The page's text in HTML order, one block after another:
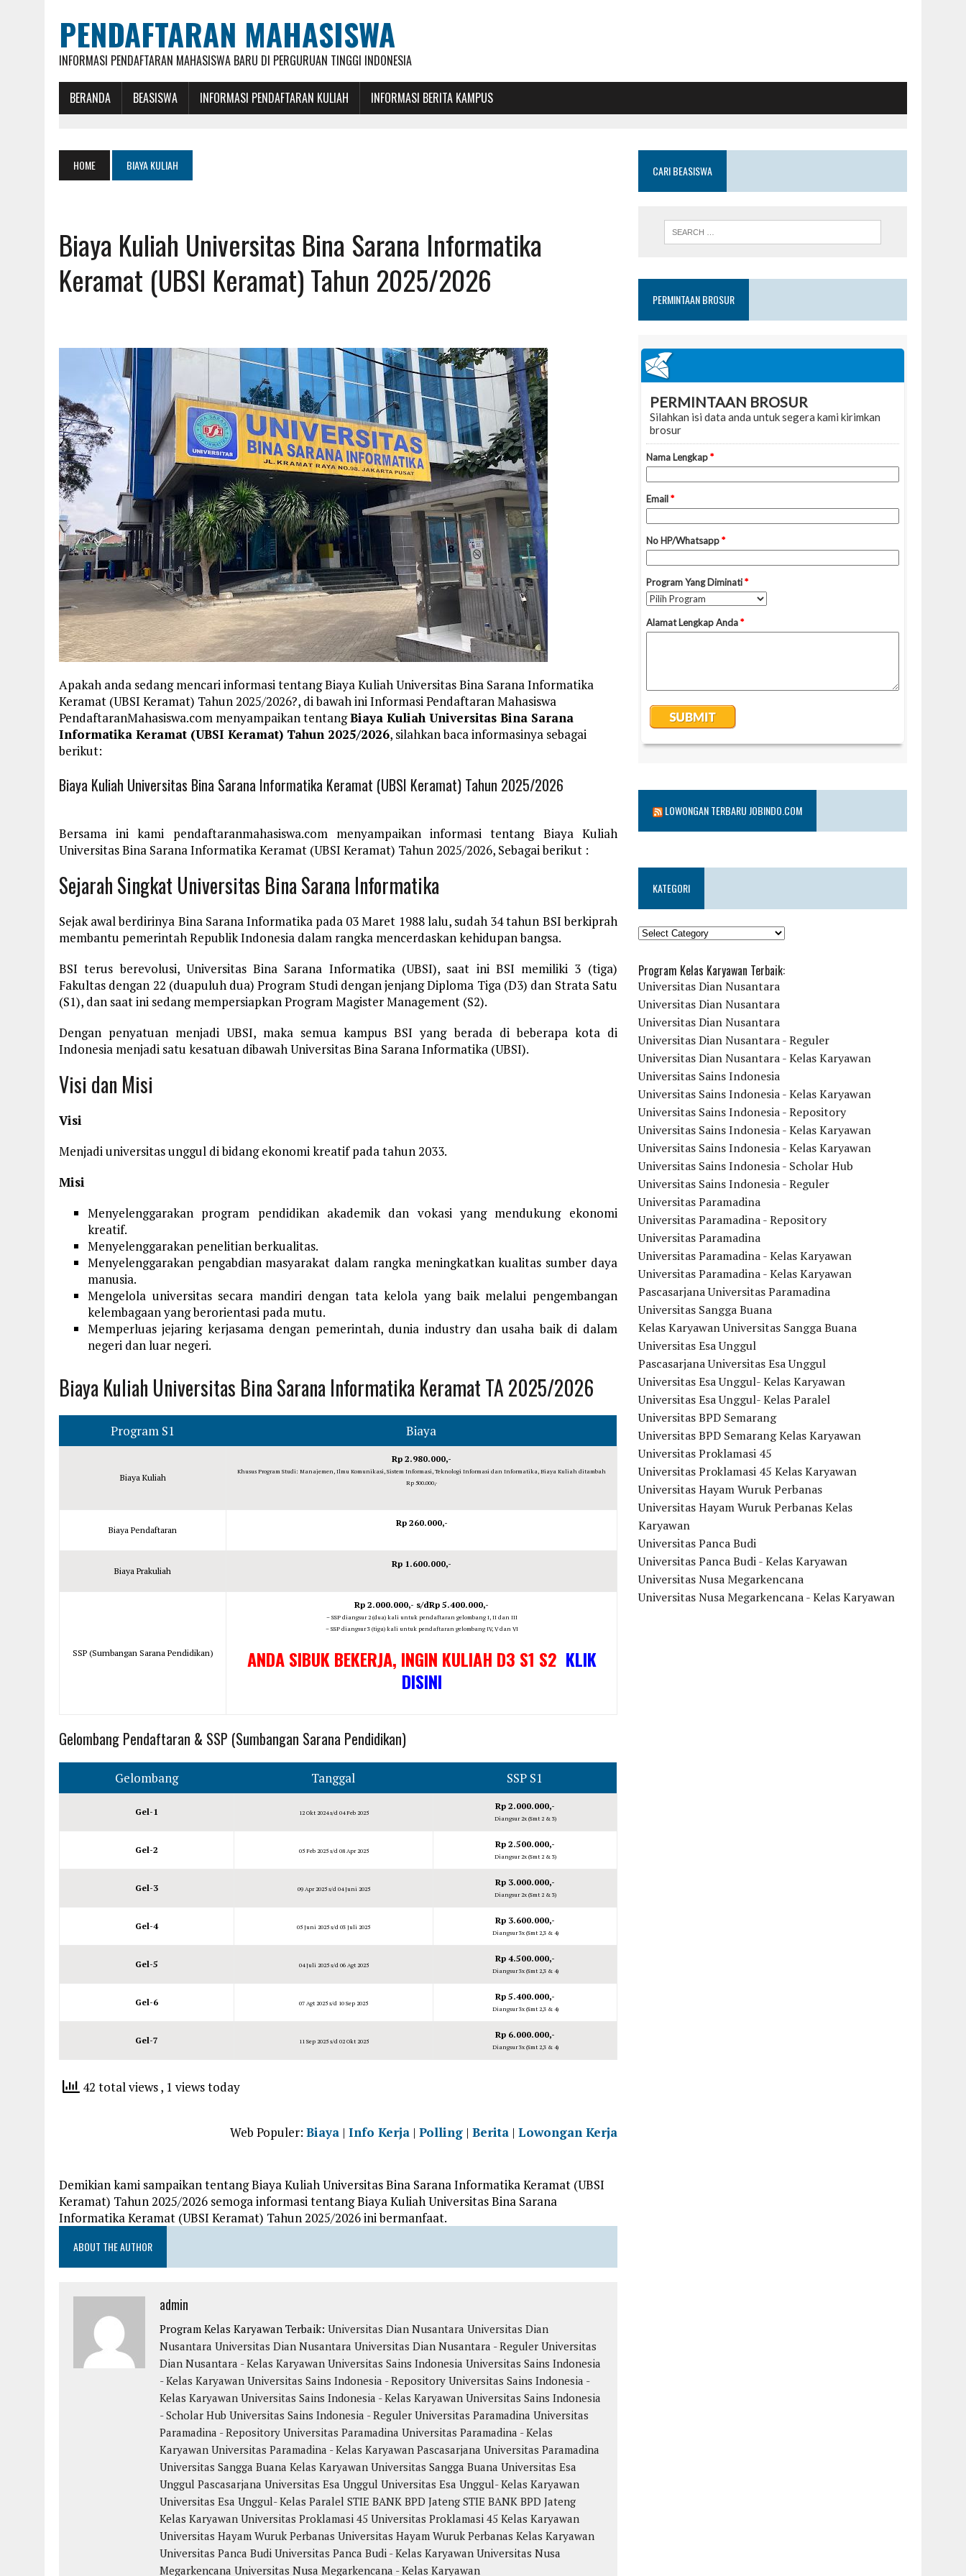
PENDAFTARAN MAHASISWA
INFORMASI PENDAFTARAN MAHASISWA BARU DI PERGURUAN TINGGI INDONESIA
BERANDA BEASISWA INFORMASI PENDAFTARAN KULIAH INFORMASI BERITA KAMPUS
HOME BIAYA KULIAH
Biaya Kuliah Universitas Bina Sarana Informatika
Keramat (UBSI Keramat) Tahun 2025/2026
Apakah anda sedang mencari informasi tentang Biaya Kuliah Universitas Bina Sarana Informatika
Keramat (UBSI Keramat) Tahun 2025/2026?, di bawah ini Informasi Pendaftaran Mahasiswa
PendaftaranMahasiswa.com menyampaikan tentangBiaya Kuliah Universitas Bina Sarana
Informatika Keramat (UBSI Keramat) Tahun 2025/2026, silahkan baca informasinya sebagai
berikut:
Biaya Kuliah Universitas Bina Sarana Informatika Keramat (UBSI Keramat) Tahun 2025/2026
Bersama ini kami pendaftaranmahasiswa.com menyampaikan informasi tentang Biaya Kuliah
Universitas Bina Sarana Informatika Keramat (UBSI Keramat) Tahun 2025/2026, Sebagai berikut :
Sejarah Singkat Universitas Bina Sarana Informatika
Sejak awal berdirinya Bina Sarana Informatika pada 03 Maret 1988 lalu, sudah 34 tahun BSI berkiprah
membantu pemerintah Republik Indonesia dalam rangka mencerdaskan kehidupan bangsa.
BSI terus berevolusi, Universitas Bina Sarana Informatika (UBSI), saat ini BSI memiliki 3 (tiga)
Fakultas dengan 22 (duapuluh dua) Program Studi dengan jenjang Diploma Tiga (D3) dan Strata Satu
(S1), dan saat ini sedang mempersiapkan Program Magister Management (S2).
Dengan penyatuan menjadi UBSI, maka semua kampus BSI yang berada di beberapa kota di
Indonesia menjadi satu kesatuan dibawah Universitas Bina Sarana Informatika (UBSI).
Visi dan Misi
Visi
Menjadi universitas unggul di bidang ekonomi kreatif pada tahun 2033.
Misi
Menyelenggarakan program pendidikan akademik dan vokasi yang mendukung ekonomi
kreatif.
Menyelenggarakan penelitian berkualitas.
Menyelenggarakan pengabdian masyarakat dalam rangka meningkatkan kualitas sumber daya
manusia.
Mengelola universitas secara mandiri dengan tata kelola yang baik melalui pengembangan
kelembagaan yang berorientasi pada mutu.
Memperluas jejaring kerjasama dengan pemerintah, dunia industry dan usaha baik di dalam
negeri dan luar negeri.
Biaya Kuliah Universitas Bina Sarana Informatika Keramat TA 2025/2026
Program S1 Biaya
Biaya Kuliah
Rp 2.980.000,-
Khusus Program Studi: Manajemen, Ilmu Komunikasi, Sistem Informasi, Teknologi Informasi dan Informatika, Biaya Kuliah ditambah
Rp 500.000,-
Biaya Pendaftaran
Rp 260.000,-
Biaya Prakuliah
Rp 1.600.000,-
SSP (Sumbangan Sarana Pendidikan)
Rp 2.000.000,- s/dRp 5.400.000,-
– SSP diangsur 2 (dua) kali untuk pendaftaran gelombang I, II dan III
– SSP diangsur 3 (tiga) kali untuk pendaftaran gelombang IV, V dan VI
ANDA SIBUK BEKERJA, INGIN KULIAH D3 S1 S2 KLIK
DISINI
Gelombang Pendaftaran & SSP (Sumbangan Sarana Pendidikan)
Gelombang Tanggal SSP S1
Gel-1 12 Okt 2024 s/d 04 Feb 2025
Rp 2.000.000,-
Diangsur 2x (Smt 2 & 3)
Gel-2 05 Feb 2025 s/d 08 Apr 2025
Rp 2.500.000,-
Diangsur 2x (Smt 2 & 3)
Gel-3 09 Apr 2025 s/d 04 Juni 2025
Rp 3.000.000,-
Diangsur 2x (Smt 2 & 3)
Gel-4 05 Juni 2025 s/d 03 Juli 2025
Rp 3.600.000,-
Diangsur 3x (Smt 2,3 & 4)
Gel-5 04 Juli 2025 s/d 06 Agt 2025
Rp 4.500.000,-
Diangsur 3x (Smt 2,3 & 4)
Gel-6 07 Agt 2025 s/d 10 Sep 2025
Rp 5.400.000,-
Diangsur 3x (Smt 2,3 & 4)
Gel-7 11 Sep 2025 s/d 02 Okt 2025
Rp 6.000.000,-
Diangsur 3x (Smt 2,3 & 4)
42 total views, 1 views today
Web Populer: Biaya| Info Kerja| Polling| Berita| Lowongan Kerja
Demikian kami sampaikan tentang Biaya Kuliah Universitas Bina Sarana Informatika Keramat (UBSI
Keramat) Tahun 2025/2026 semoga informasi tentang Biaya Kuliah Universitas Bina Sarana
Informatika Keramat (UBSI Keramat) Tahun 2025/2026 ini bermanfaat.
ABOUT THE AUTHOR
admin
Program Kelas Karyawan Terbaik: Universitas Dian Nusantara Universitas Dian
Nusantara Universitas Dian Nusantara Universitas Dian Nusantara - Reguler Universitas
Dian Nusantara - Kelas Karyawan Universitas Sains Indonesia Universitas Sains Indonesia
- Kelas Karyawan Universitas Sains Indonesia - Repository Universitas Sains Indonesia -
Kelas Karyawan Universitas Sains Indonesia - Kelas Karyawan Universitas Sains Indonesia
- Scholar Hub Universitas Sains Indonesia - Reguler Universitas Paramadina Universitas
Paramadina - Repository Universitas Paramadina Universitas Paramadina - Kelas
Karyawan Universitas Paramadina - Kelas Karyawan Pascasarjana Universitas Paramadina
Universitas Sangga Buana Kelas Karyawan Universitas Sangga Buana Universitas Esa
Unggul Pascasarjana Universitas Esa Unggul Universitas Esa Unggul- Kelas Karyawan
Universitas Esa Unggul- Kelas Paralel STIE BANK BPD Jateng STIE BANK BPD Jateng
Kelas Karyawan Universitas Proklamasi 45 Universitas Proklamasi 45 Kelas Karyawan
Universitas Hayam Wuruk Perbanas Universitas Hayam Wuruk Perbanas Kelas Karyawan
Universitas Panca Budi Universitas Panca Budi - Kelas Karyawan Universitas Nusa
Megarkencana Universitas Nusa Megarkencana - Kelas Karyawan
CARI BEASISWA
PERMINTAAN BROSUR
LOWONGAN TERBARU JOBINDO.COM
KATEGORI
KATEGORI
Program Kelas Karyawan Terbaik:
Universitas Dian Nusantara
Universitas Dian Nusantara
Universitas Dian Nusantara
Universitas Dian Nusantara - Reguler
Universitas Dian Nusantara - Kelas Karyawan
Universitas Sains Indonesia
Universitas Sains Indonesia - Kelas Karyawan
Universitas Sains Indonesia - Repository
Universitas Sains Indonesia - Kelas Karyawan
Universitas Sains Indonesia - Kelas Karyawan
Universitas Sains Indonesia - Scholar Hub
Universitas Sains Indonesia - Reguler
Universitas Paramadina
Universitas Paramadina - Repository
Universitas Paramadina
Universitas Paramadina - Kelas Karyawan
Universitas Paramadina - Kelas Karyawan
Pascasarjana Universitas Paramadina
Universitas Sangga Buana
Kelas Karyawan Universitas Sangga Buana
Universitas Esa Unggul
Pascasarjana Universitas Esa Unggul
Universitas Esa Unggul- Kelas Karyawan
Universitas Esa Unggul- Kelas Paralel
Universitas BPD Semarang
Universitas BPD Semarang Kelas Karyawan
Universitas Proklamasi 45
Universitas Proklamasi 45 Kelas Karyawan
Universitas Hayam Wuruk Perbanas
Universitas Hayam Wuruk Perbanas Kelas
Karyawan
Universitas Panca Budi
Universitas Panca Budi - Kelas Karyawan
Universitas Nusa Megarkencana
Universitas Nusa Megarkencana - Kelas Karyawan